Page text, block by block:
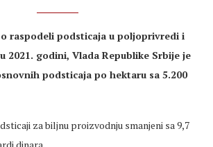
raspodeli podsticaja u poljoprivredi i
2021. godini, Vlada Republike Srbije je
podsticaja po hektaru sa 5.200
za biljnu proizvodnju smanjeni sa 9,7
dinara.